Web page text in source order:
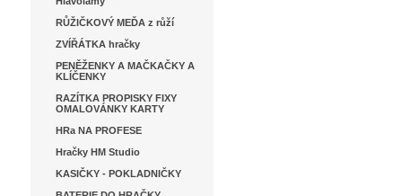
RŮŽIČKOVÝ MEĎA z růží
ZVÍŘÁTKA hračky
PENĚŽENKY A MAČKAČKY A
KLÍČENKY
RAZÍTKA PROPISKY FIXY
OMALOVÁNKY KARTY
HRa NA PROFESE
Hračky HM Studio
KASIČKY - POKLADNIČKY